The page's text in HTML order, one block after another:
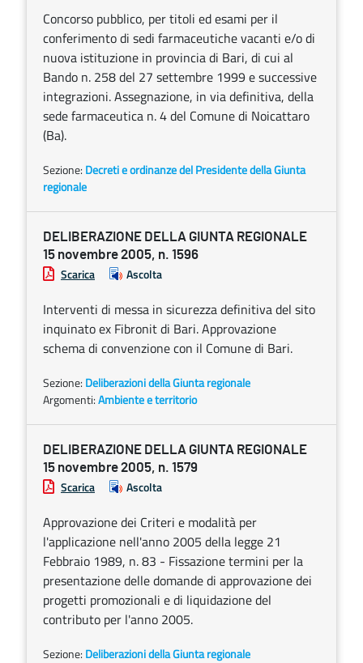
Concorso pubblico, per titoli ed esami per il
conferimento di sedi farmaceutiche vacanti e/o di
nuova istituzione in provincia di Bari, di cui al
Bando n. 258 del 27 settembre 1999 e successive
integrazioni. Assegnazione, in via definitiva, della
sede farmaceutica n. 4 del Comune di Noicattaro
(Ba).
Sezione: Decreti e ordinanze del Presidente della Giunta
regionale
DELIBERAZIONE DELLA GIUNTA REGIONALE
15 novembre 2005, n. 1596
Scarica Ascolta
Interventi di messa in sicurezza definitiva del sito
inquinato ex Fibronit di Bari. Approvazione
schema di convenzione con il Comune di Bari.
Sezione: Deliberazioni della Giunta regionale
Argomenti:Ambiente e territorio
DELIBERAZIONE DELLA GIUNTA REGIONALE
15 novembre 2005, n. 1579
Scarica Ascolta
Approvazione dei Criteri e modalità per
l'applicazione nell'anno 2005 della legge 21
Febbraio 1989, n. 83 - Fissazione termini per la
presentazione delle domande di approvazione dei
progetti promozionali e di liquidazione del
contributo per l'anno 2005.
Sezione: Deliberazioni della Giunta regionale